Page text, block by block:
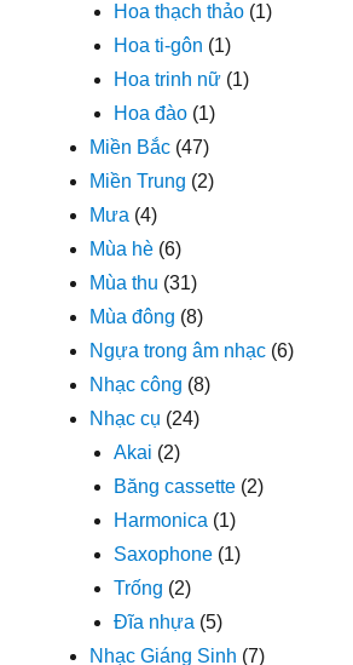
Hoa thạch thảo (1)
Hoa ti-gôn (1)
Hoa trinh nữ (1)
Hoa đào (1)
Miền Bắc (47)
Miền Trung (2)
Mưa (4)
Mùa hè (6)
Mùa thu (31)
Mùa đông (8)
Ngựa trong âm nhạc (6)
Nhạc công (8)
Nhạc cụ (24)
Akai (2)
Băng cassette (2)
Harmonica (1)
Saxophone (1)
Trống (2)
Đĩa nhựa (5)
Nhạc Giáng Sinh (7)